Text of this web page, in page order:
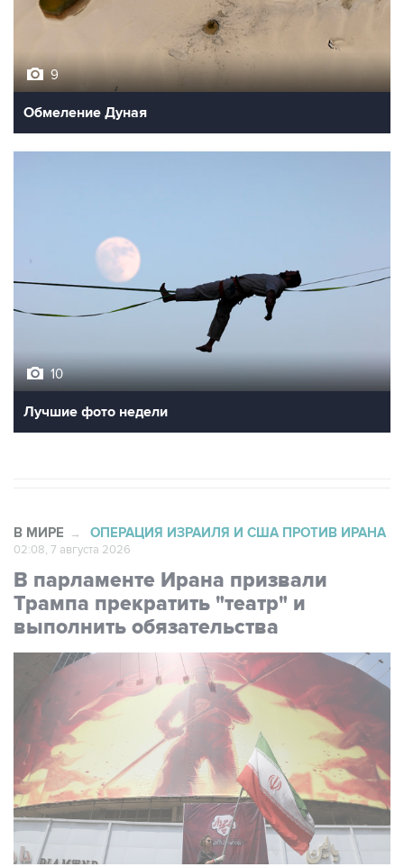
9
Обмеление Дуная
10
Лучшие фото недели
В МИРЕ → ОПЕРАЦИЯ ИЗРАИЛЯ И США ПРОТИВ ИРАНА
02:08, 7 августа 2026
В парламенте Ирана призвали
Трампа прекратить "театр" и
выполнить обязательства